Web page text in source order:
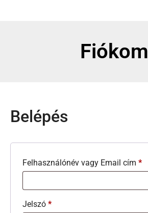
Fiókom
Belépés
Felhasználónév vagy Email cím *
Jelszó *